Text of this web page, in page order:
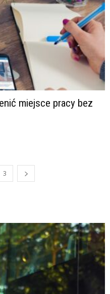
miejsce pracy bez
3